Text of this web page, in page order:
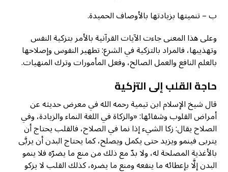
ب – تنميتها بزيادتها بالأوصاف الحميدة.
وعلى هذا المعنى جاءت الآيات القرآنية بالأمر بتزكية النفس
وتهذيبها، فالمراد بالتزكية في الشرع: تطهير النفوس وإصلاحها
بالعلم النافع والعمل الصالح، وفعل المأمورات وترك المنهيات.
حاجة القلب إلى التزكية
قال شيخ الإسلام ابن تيمية رحمه الله في معرض حديثه عن
أمراض القلوب وشفائها: «والزكاة في اللغة النماء والزيادة، وفي
الصلاح يقال: زكا الشيء إذا نما في الصلاح، فالقلب يحتاج أن
يتربى فينمو ويزيد حتى يكمل ويصلح، كما يحتاج البدن أن يربَّى
بالأغذية المصلحة له، ولا بدّ مع ذلك من منع ما يضرّه فلا ينمو
البدن إلَّا بإعطائه ما ينفعه ومنع ما يضره، كذلك القلب لا يزكو